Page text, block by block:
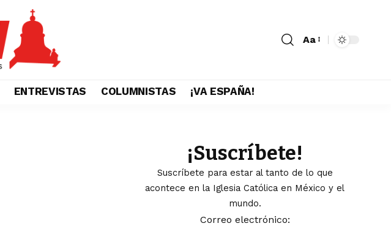
Aa
ENTREVISTAS COLUMNISTAS ¡VA ESPAÑA!
¡Suscríbete!
Suscríbete para estar al tanto de lo que
acontece en la Iglesia Católica en México y el
mundo.
Correo electrónico: